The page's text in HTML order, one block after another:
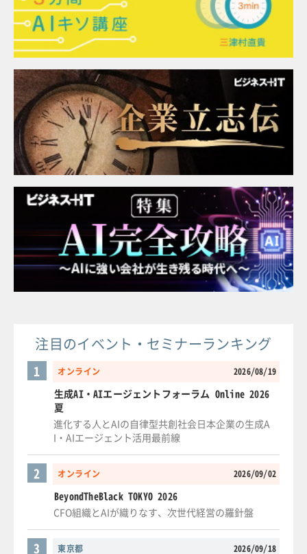
注目のイベント・セミナーランキング
オンライン 2026/08/19
1
生成AI・AIエージェントフォーラム Online 2026
夏
進化する人とAIの自律型共創社会日本企業の生成A
I・AIエージェント活用最前線
オンライン 2026/09/02
2
BeyondTheBlack TOKYO 2026
CFO組織とAIが織りなす、次世代経営の羅針盤
東京都 2026/09/18
3